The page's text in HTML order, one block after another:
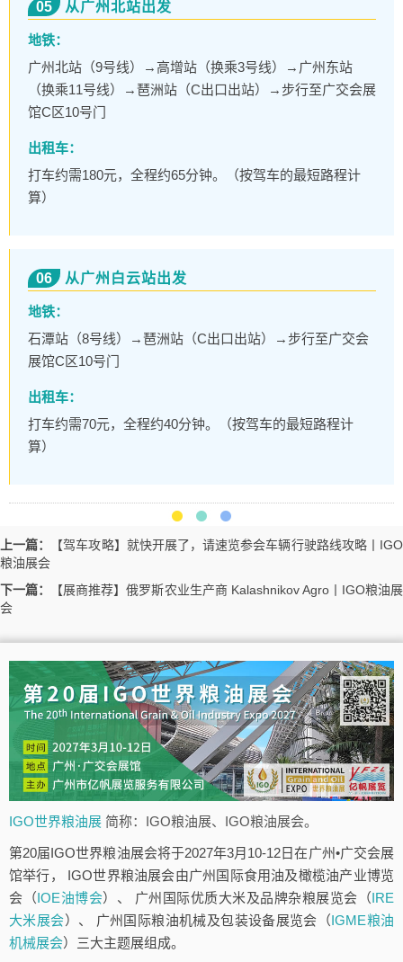
05 从广州北站出发
地铁：
广州北站（9号线）→高增站（换乘3号线）→广州东站
（换乘11号线）→琶洲站（C出口出站）→步行至广交会展
馆C区10号门
出租车：
打车约需180元，全程约65分钟。（按驾车的最短路程计
算）
06 从广州白云站出发
地铁：
石潭站（8号线）→琶洲站（C出口出站）→步行至广交会
展馆C区10号门
出租车：
打车约需70元，全程约40分钟。（按驾车的最短路程计
算）
上一篇：
【驾车攻略】就快开展了，请速览参会车辆行驶路线攻略丨IGO
粮油展会
下一篇：
【展商推荐】俄罗斯农业生产商 Kalashnikov Agro丨IGO粮油展
会
IGO世界粮油展 简称：IGO粮油展、IGO粮油展会。
第20届IGO世界粮油展会将于2027年3月10-12日在广州•广交会展
馆举行， IGO世界粮油展会由广州国际食用油及橄榄油产业博览
会（IOE油博会）、 广州国际优质大米及品牌杂粮展览会（IRE
大米展会）、 广州国际粮油机械及包装设备展览会（IGME粮油
机械展会）三大主题展组成。